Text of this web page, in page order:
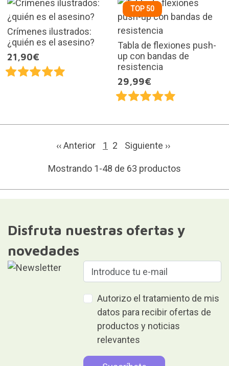
Crímenes ilustrados:
¿quién es el asesino?
21,90€
TOP 50
Tabla de flexiones push-
up con bandas de
resistencia
29,99€
‹‹ Anterior 1 2 Siguiente ››
Mostrando 1-48 de 63 productos
Disfruta nuestras ofertas y
novedades
Autorizo el tratamiento de mis
datos para recibir ofertas de
productos y noticias
relevantes